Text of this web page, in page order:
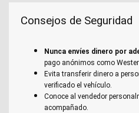
Consejos de Seguridad
Nunca envíes dinero por
pago anónimos como
Evita transferir dinero a
verificado el vehículo.
Conoce al vendedor
acompañado.